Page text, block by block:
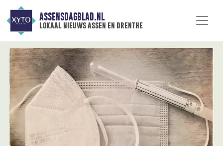
ASSENSDAGBLAD.NL
lokaal nieuws assen en drenthe